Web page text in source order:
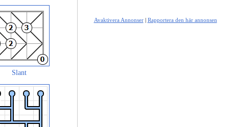
Slant
Avaktivera Annonser| Rapportera den här annonsen